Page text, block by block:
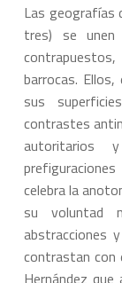
Las geografías
tres) se
barrocas.
sus
contrastes
autoritarios
celebra la
su voluntad
abstracciones
contrastan con
Hernández